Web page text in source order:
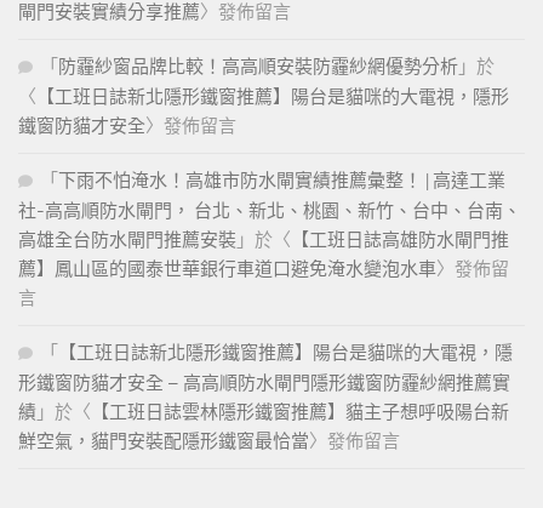
閘門安裝實績分享推薦〉發佈留言
「 防霾紗窗品牌比較！高高順安裝防霾紗網優勢分析 」於
〈 【工班日誌新北隱形鐵窗推薦】陽台是貓咪的大電視，隱形
鐵窗防貓才安全〉發佈留言
「 下雨不怕淹水！高雄市防水閘實績推薦彙整！ | 高達工業
社-高高順防水閘門， 台北、新北、桃園、新竹、台中、台南、
高雄全台防水閘門推薦安裝 」於〈 【工班日誌高雄防水閘門推
薦】鳳山區的國泰世華銀行車道口避免淹水變泡水車〉發佈留
言
「
【工班日誌新北隱形鐵窗推薦】陽台是貓咪的大電視，隱
形鐵窗防貓才安全 – 高高順防水閘門隱形鐵窗防霾紗網推薦實
績 」於〈 【工班日誌雲林隱形鐵窗推薦】貓主子想呼吸陽台新
鮮空氣，貓門安裝配隱形鐵窗最恰當〉發佈留言